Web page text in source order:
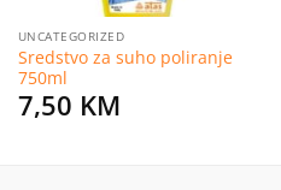
UNCATEGORIZED
Sredstvo za suho poliranje
750ml
7,50 KM